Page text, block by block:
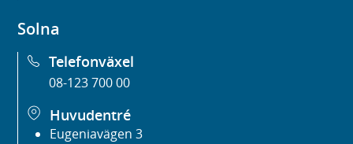
Solna
Telefonväxel
08-123 700 00
Huvudentré
Eugeniavägen 3